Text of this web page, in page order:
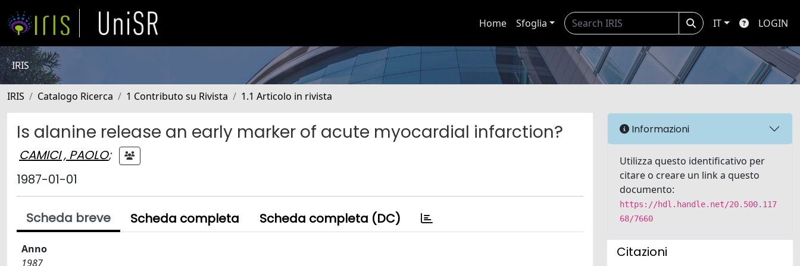
Home Sfoglia IT LOGIN
IRIS
IRIS Catalogo Ricerca 1 Contributo su Rivista 1.1 Articolo in rivista
Is alanine release an early marker of acute myocardial infarction?
CAMICI , PAOLO;
1987-01-01
Scheda breve Scheda completa Scheda completa (DC)
Anno
1987
Informazioni
Utilizza questo identificativo per
citare o creare un link a questo
documento:
https://hdl.handle.net/20.500.117
68/7660
Citazioni